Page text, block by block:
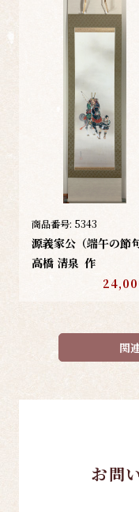
商品番号: 5343
源義家公（端午の節句
高橋 清泉 作
関
お問